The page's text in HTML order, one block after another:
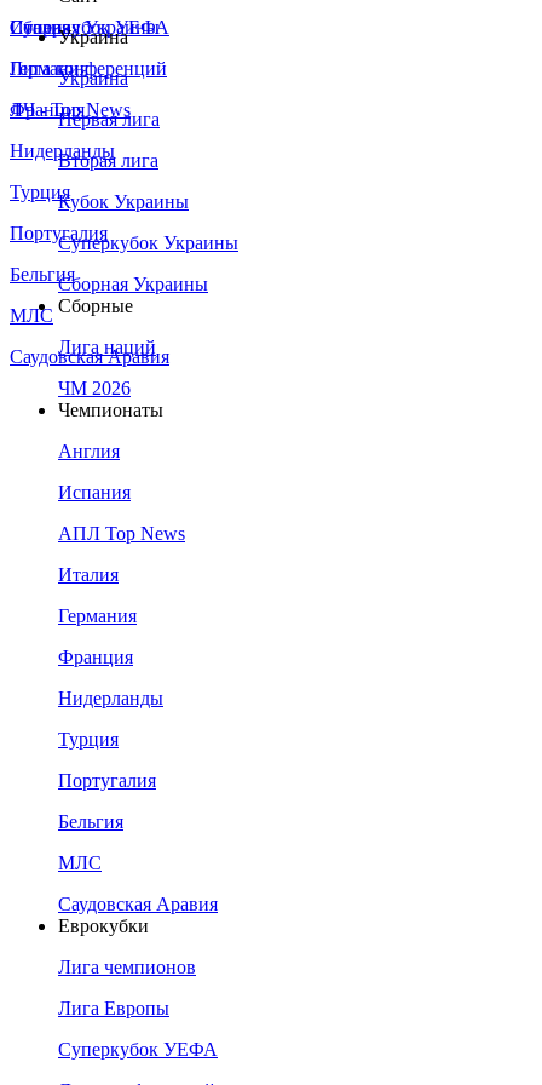
Сборная Украины
Италия
Германия
Франция
Нидерланды
Турция
Португалия
Бельгия
МЛС
Саудовская Аравия
Суперкубок УЕФА
Лига конференций
ЛЧ - Top News
Украина
Украина
Первая лига
Вторая лига
Кубок Украины
Суперкубок Украины
Сборная Украины
Сборные
Лига наций
ЧМ 2026
Чемпионаты
Англия
Испания
АПЛ Top News
Италия
Германия
Франция
Нидерланды
Турция
Португалия
Бельгия
МЛС
Саудовская Аравия
Еврокубки
Лига чемпионов
Лига Европы
Суперкубок УЕФА